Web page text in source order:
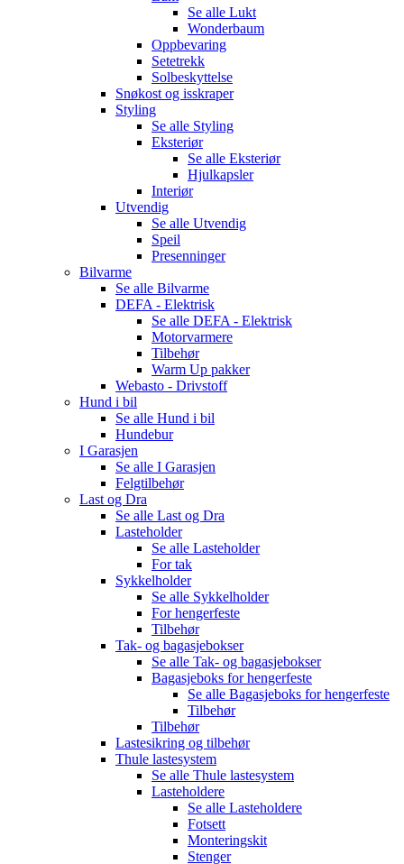
Se alle Lukt
Wonderbaum
Oppbevaring
Setetrekk
Solbeskyttelse
Snøkost og isskraper
Styling
Se alle Styling
Eksteriør
Se alle Eksteriør
Hjulkapsler
Interiør
Utvendig
Se alle Utvendig
Speil
Presenninger
Bilvarme
Se alle Bilvarme
DEFA - Elektrisk
Se alle DEFA - Elektrisk
Motorvarmere
Tilbehør
Warm Up pakker
Webasto - Drivstoff
Hund i bil
Se alle Hund i bil
Hundebur
I Garasjen
Se alle I Garasjen
Felgtilbehør
Last og Dra
Se alle Last og Dra
Lasteholder
Se alle Lasteholder
For tak
Sykkelholder
Se alle Sykkelholder
For hengerfeste
Tilbehør
Tak- og bagasjebokser
Se alle Tak- og bagasjebokser
Bagasjeboks for hengerfeste
Se alle Bagasjeboks for hengerfeste
Tilbehør
Tilbehør
Lastesikring og tilbehør
Thule lastesystem
Se alle Thule lastesystem
Lasteholdere
Se alle Lasteholdere
Fotsett
Monteringskit
Stenger